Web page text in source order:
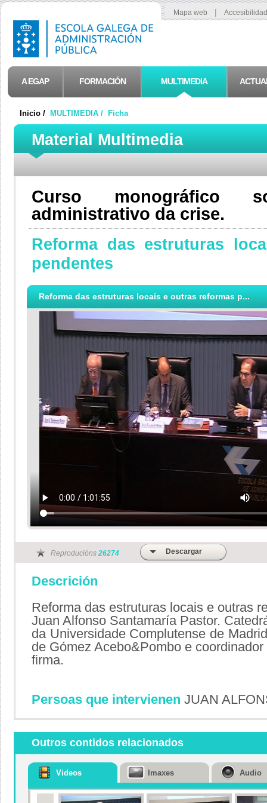
Mapa web |
A EGAP FORMACIÓN MULTIMEDIA
Inicio / MULTIMEDIA / Ficha
Material Multimedia
Curso monográfico
administrativo da crise.
Reforma das estruturas
pendentes
Reforma das estruturas locais e outras reformas p...
Reproducións 26274 Descargar
Descrición
Reforma das estruturas locais e outras
Juan Alfonso Santamaría Pastor.
da Universidade Complutense de
de Gómez Acebo&Pombo e
firma.
Persoas que intervienen JUAN
Outros contidos relacionados
Videos Imaxes Audio